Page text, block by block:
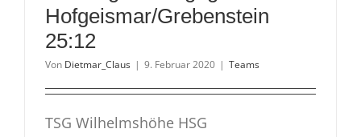
Hofgeismar/Grebenstein
25:12
Von Dietmar_Claus | 9. Februar 2020 | Teams
TSG Wilhelmshöhe HSG